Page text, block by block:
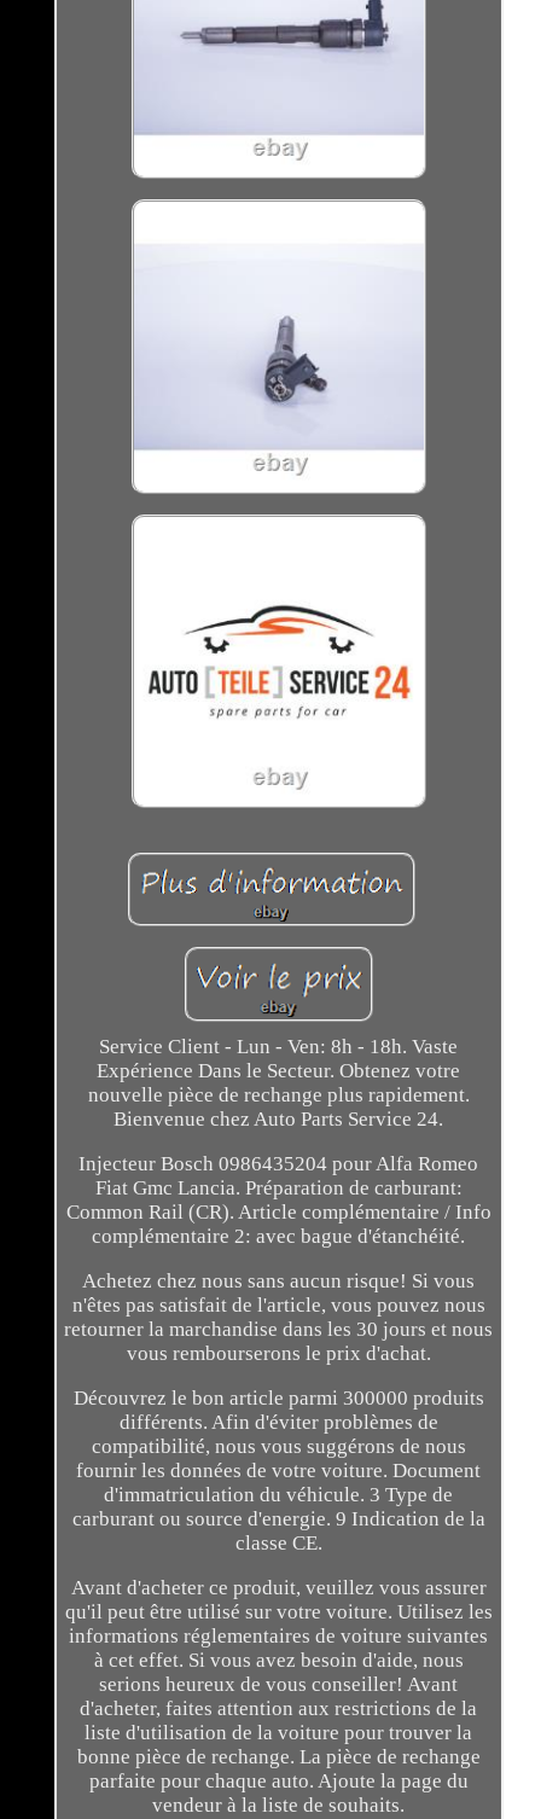
Service Client - Lun - Ven: 8h - 18h. Vaste
Expérience Dans le Secteur. Obtenez votre
nouvelle pièce de rechange plus rapidement.
Bienvenue chez Auto Parts Service 24.
Injecteur Bosch 0986435204 pour Alfa Romeo
Fiat Gmc Lancia. Préparation de carburant:
Common Rail (CR). Article complémentaire / Info
complémentaire 2: avec bague d'étanchéité.
Achetez chez nous sans aucun risque! Si vous
n'êtes pas satisfait de l'article, vous pouvez nous
retourner la marchandise dans les 30 jours et nous
vous rembourserons le prix d'achat.
Découvrez le bon article parmi 300000 produits
différents. Afin d'éviter problèmes de
compatibilité, nous vous suggérons de nous
fournir les données de votre voiture. Document
d'immatriculation du véhicule. 3 Type de
carburant ou source d'energie. 9 Indication de la
classe CE.
Avant d'acheter ce produit, veuillez vous assurer
qu'il peut être utilisé sur votre voiture. Utilisez les
informations réglementaires de voiture suivantes
à cet effet. Si vous avez besoin d'aide, nous
serions heureux de vous conseiller! Avant
d'acheter, faites attention aux restrictions de la
liste d'utilisation de la voiture pour trouver la
bonne pièce de rechange. La pièce de rechange
parfaite pour chaque auto. Ajoute la page du
vendeur à la liste de souhaits.